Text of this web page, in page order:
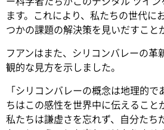
ます。これにより、私たちの世代に
つかの課題の解決策を見いだすこと
フアンはまた、シリコンバレーの革
観的な見方を示しました。
「シリコンバレーの概念は地理的
ちはこの感性を世界中に伝えること
私たちは謙虚さを忘れず、自分たち